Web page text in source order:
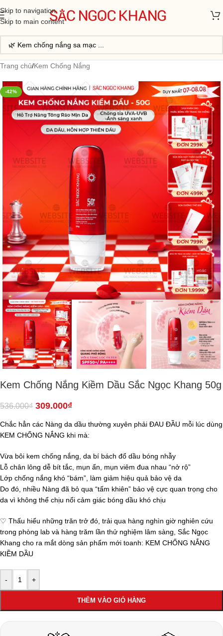
Skip to navigation
Skip to main content
Trang chủ/Kem Chống Nắng
-42%
Kem Chống Nắng Kiềm Dầu Sắc Ngọc Khang 50g
536.000₫ 309.000₫
Chắc hẳn các Nàng da dầu thường xuyên phải ĐAU ĐẦU mỗi lúc dùng
KEM CHỐNG NẮNG khi mà:
Vừa bôi kem chống nắng, da bí bách đổ dầu bóng nhẫy
Lỗ chân lông dễ bít tắc, mụn ẩn, mụn viêm đua nhau “nở rộ”
Lớp chống nắng khó “bám”, làm giảm hiệu quả bảo vệ da
Do đó, nhiều Nàng đã bỏ qua “tấm khiên” bảo vệ cực quan trọng cho
da vì không thể chịu nổi cảm giác bóng dầu khó chịu
♡ Thấu hiểu những trăn trở đó, trải qua hàng nghìn giờ nghiên cứu
trong phòng lab và hàng trăm lần thử nghiệm lâm sàng, Sắc Ngọc
Khang cho ra mắt dòng sản phẩm mới toanh: KEM CHỐNG NẮNG
KIỀM DẦU
- +
THÊM VÀO GIỎ HÀNG